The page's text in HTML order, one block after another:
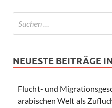
NEUESTE BEITRÄGE
Flucht- und
arabischen Welt als